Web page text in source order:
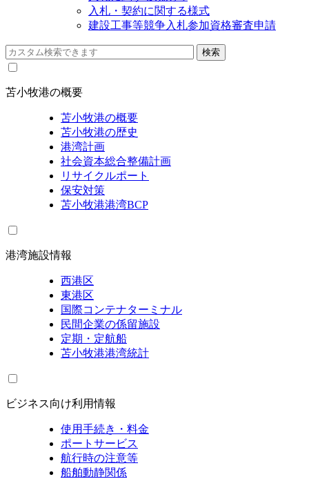
入札・契約に関する様式
建設工事等競争入札参加資格審査申請
苫小牧港の概要
苫小牧港の概要
苫小牧港の歴史
港湾計画
社会資本総合整備計画
リサイクルポート
保安対策
苫小牧港港湾BCP
港湾施設情報
西港区
東港区
国際コンテナターミナル
民間企業の係留施設
定期・定航船
苫小牧港港湾統計
ビジネス向け利用情報
使用手続き・料金
ポートサービス
航行時の注意等
船舶動静関係